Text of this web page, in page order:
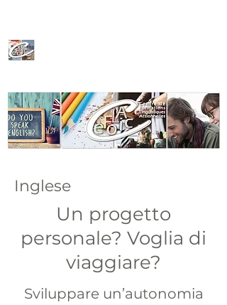
Inglese
Un progetto
personale? Voglia di
viaggiare?
Sviluppare un’autonomia